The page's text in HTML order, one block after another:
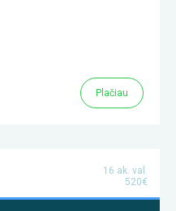
Plačiau
16 ak. val.
520€